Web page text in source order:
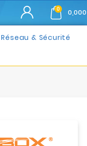
0
Réseau & Sécurité